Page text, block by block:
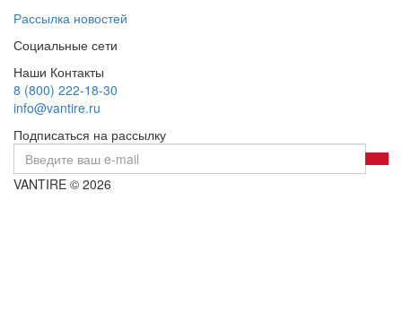
Рассылка новостей
Социальные сети
Наши Контакты
8 (800) 222-18-30
info@vantire.ru
Подписаться на рассылку
VANTIRE © 2026